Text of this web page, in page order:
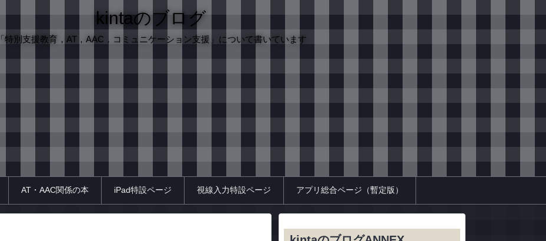
kintaのブログ
「特別支援教育，AT，AAC，コミュニケーション支援」について書いています
AT・AAC関係の本 iPad特設ページ 視線入力特設ページ アプリ総合ページ（暫定版）